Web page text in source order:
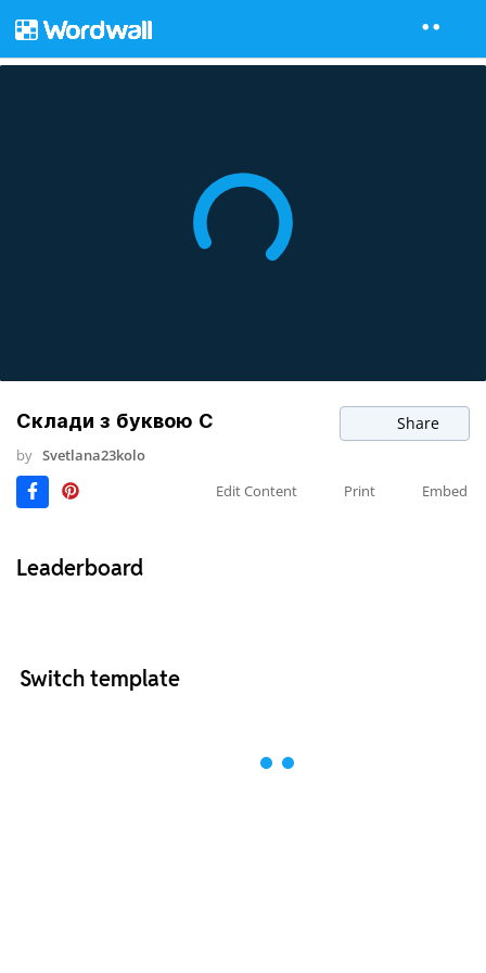
Склади з буквою С Share
by Svetlana23kolo
Edit Content
Print Embed
Leaderboard
Switch template